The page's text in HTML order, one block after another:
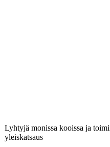
Lyhtyjä monissa kooissa ja
yleiskatsaus